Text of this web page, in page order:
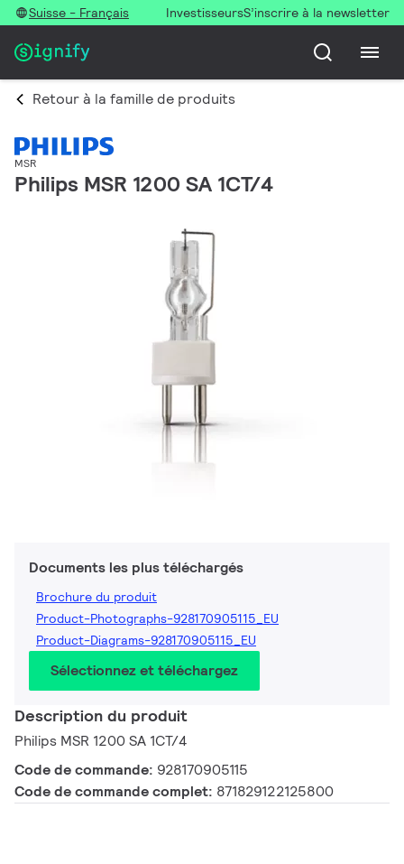
Suisse - Français InvestisseursS’inscrire à la newsletter
Retour à la famille de produits
MSR
Philips MSR 1200 SA 1CT/4
Documents les plus téléchargés
Brochure du produit
Product-Photographs-928170905115_EU
Product-Diagrams-928170905115_EU
Sélectionnez et téléchargez
Description du produit
Philips MSR 1200 SA 1CT/4
Code de commande: 928170905115
Code de commande complet: 871829122125800